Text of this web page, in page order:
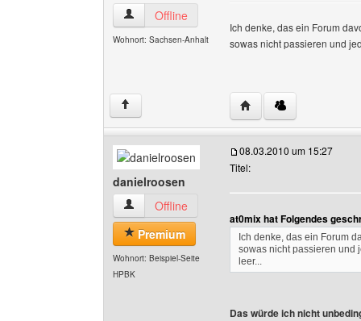
at0mix Benutzer-Profile anzeigen
Offline
Wohnort: Sachsen-Anhalt
Ich denke, das ein Forum
sowas nicht passieren und
↑ Website dieses
danielroosen
danielroosen Benutzer-Profile anzeigen
Offline
Premium
Wohnort: Beispiel-Seite
HPBK
08.03.2010 um 15:27
Titel:
at0mix hat Folgendes
Ich denke, das ein Forum
sowas nicht passieren und
leer...
Das würde ich nicht